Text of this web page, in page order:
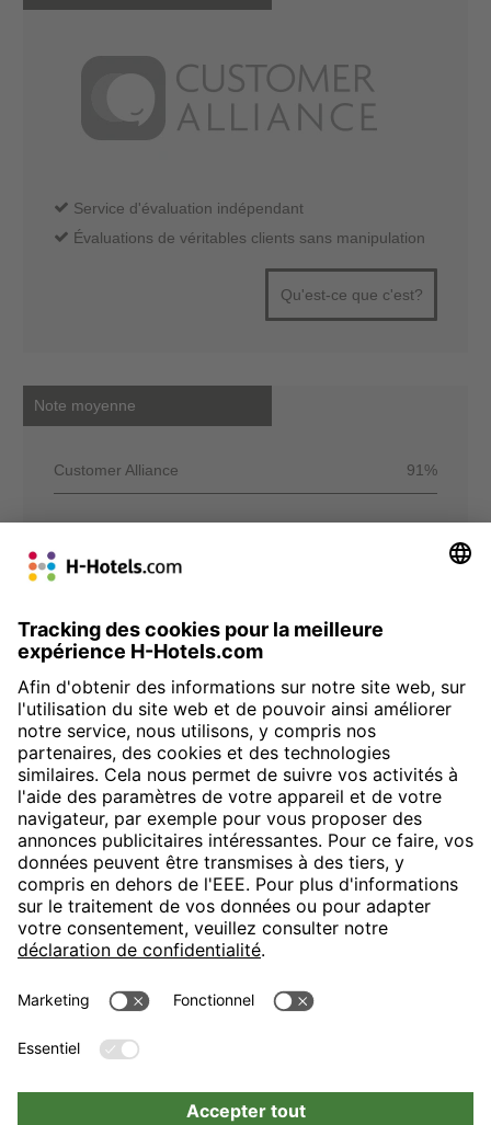
Service d'évaluation indépendant
Évaluations de véritables clients sans manipulation
Qu'est-ce que c'est?
Note moyenne
Customer Alliance 91%
H-Hotels.com sponsorise le club de football suivant